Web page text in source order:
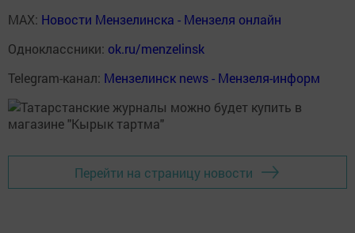
MAX: Новости Мензелинска - Мензеля онлайн
Одноклассники: ok.ru/menzelinsk
Telegram-канал: Мензелинск news - Мензеля-информ
Перейти на страницу новости